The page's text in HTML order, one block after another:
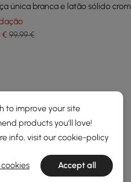
única branca e latão sólido
€ 99,99 €
to improve your site
products you'll love!
info, visit ourcookie-policy
Accept all